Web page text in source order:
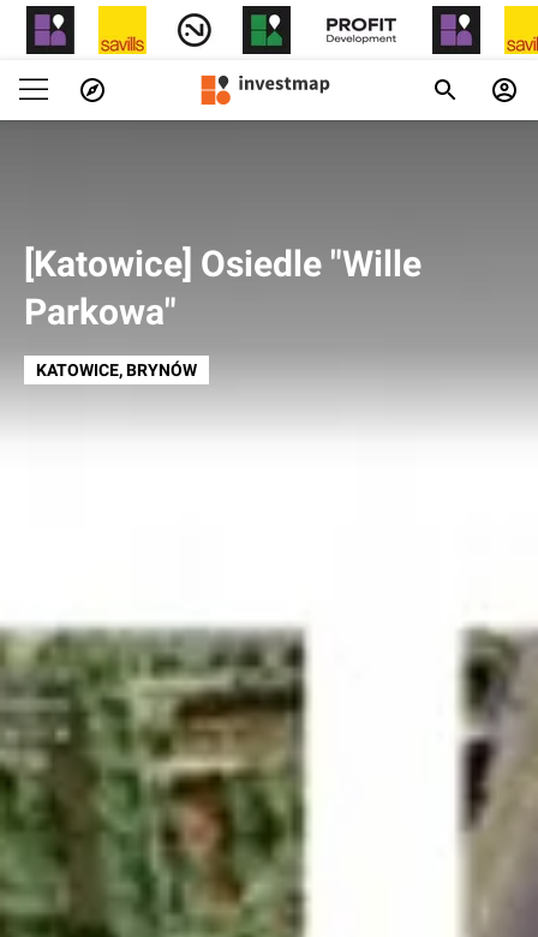
[Katowice] Osiedle "Wille
Parkowa"
KATOWICE, BRYNÓW